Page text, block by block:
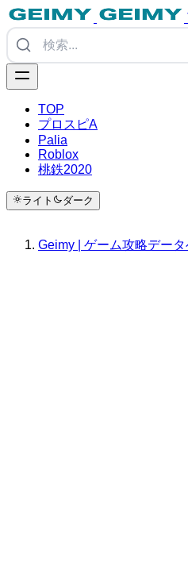
TOP
プロスピA
Palia
Roblox
桃鉄2020
ライト ダーク
Geimy | ゲーム攻略データ